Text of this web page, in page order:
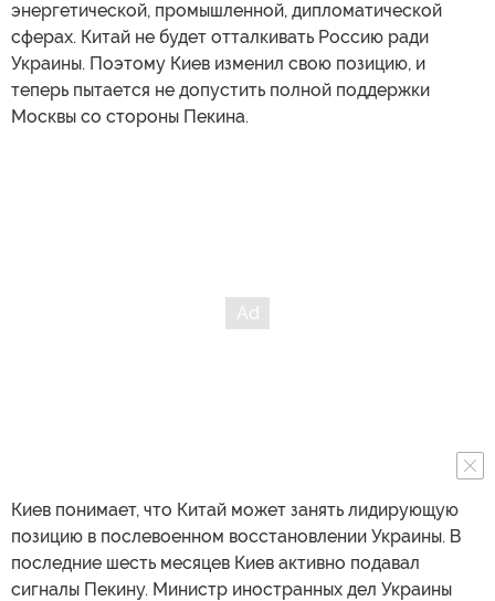
энергетической, промышленной, дипломатической
сферах. Китай не будет отталкивать Россию ради
Украины. Поэтому Киев изменил свою позицию, и
теперь пытается не допустить полной поддержки
Москвы со стороны Пекина.
Киев понимает, что Китай может занять лидирующую
позицию в послевоенном восстановлении Украины. В
последние шесть месяцев Киев активно подавал
сигналы Пекину. Министр иностранных дел Украины